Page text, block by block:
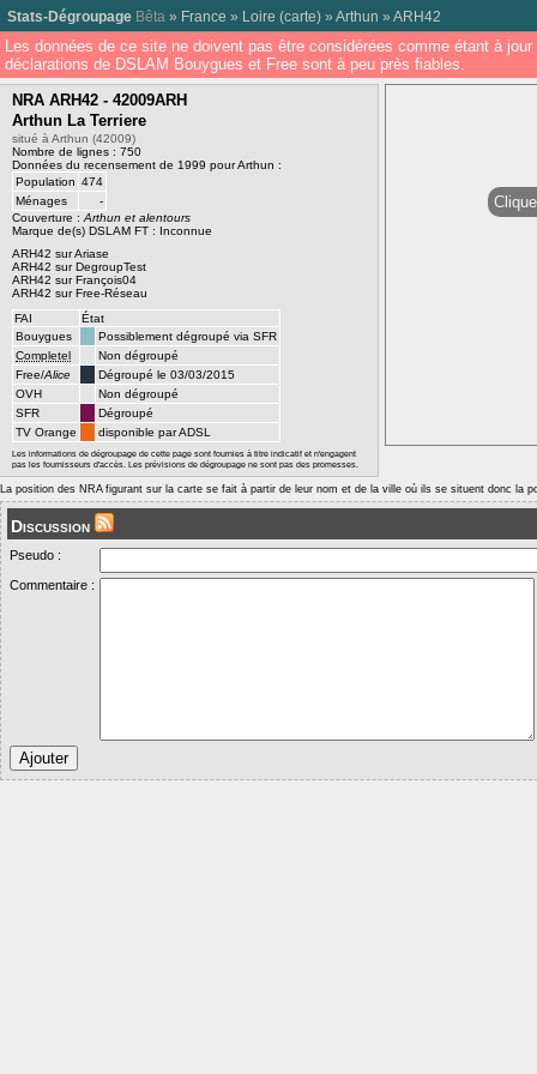
Stats-Dégroupage Bêta » France » Loire (carte) » Arthun » ARH42
Les données de ce site ne doivent pas être considérées comme étant à
déclarations de DSLAM Bouygues et Free sont à peu près fiables.
NRA ARH42 - 42009ARH
Arthun La Terriere
situé à Arthun (42009)
Nombre de lignes : 750
Données du recensement de 1999 pour Arthun :
Population 474
Ménages
-
Couverture : Arthun et alentours
Marque de(s) DSLAM FT : Inconnue
ARH42 sur Ariase
ARH42 sur DegroupTest
ARH42 sur François04
ARH42 sur Free-Réseau
FAI
État
Bouygues
Possiblement dégroupé via SFR
Completel
Non dégroupé
Free/Alice
Dégroupé le 03/03/2015
OVH
Non dégroupé
SFR
Dégroupé
TV Orange
disponible par ADSL
Les informations de dégroupage de cette page sont fournies à titre indicatif et n'engagent
pas les fournisseurs d'accès. Les prévisions de dégroupage ne sont pas des promesses.
La position des NRA figurant sur la carte se fait à partir de leur nom et de la ville où ils se situent donc la
Discussion
Pseudo :
Commentaire :